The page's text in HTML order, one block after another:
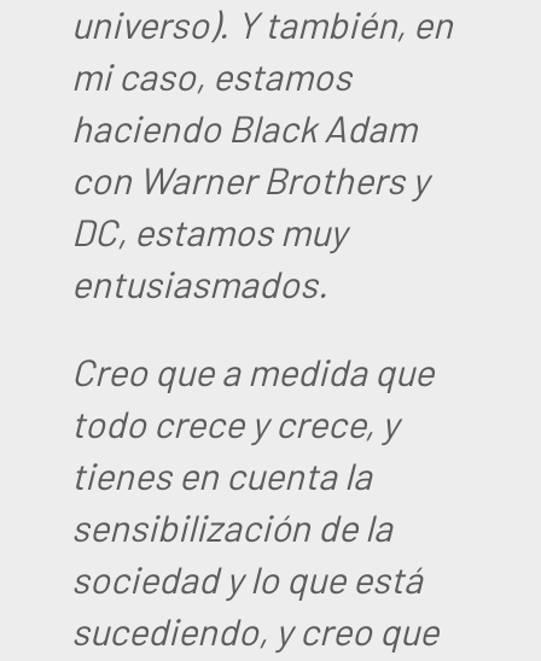
universo). Y también, en
mi caso, estamos
haciendo Black Adam
con Warner Brothers y
DC, estamos muy
entusiasmados.
Creo que a medida que
todo crece y crece, y
tienes en cuenta la
sensibilización de la
sociedad y lo que está
sucediendo, y creo que